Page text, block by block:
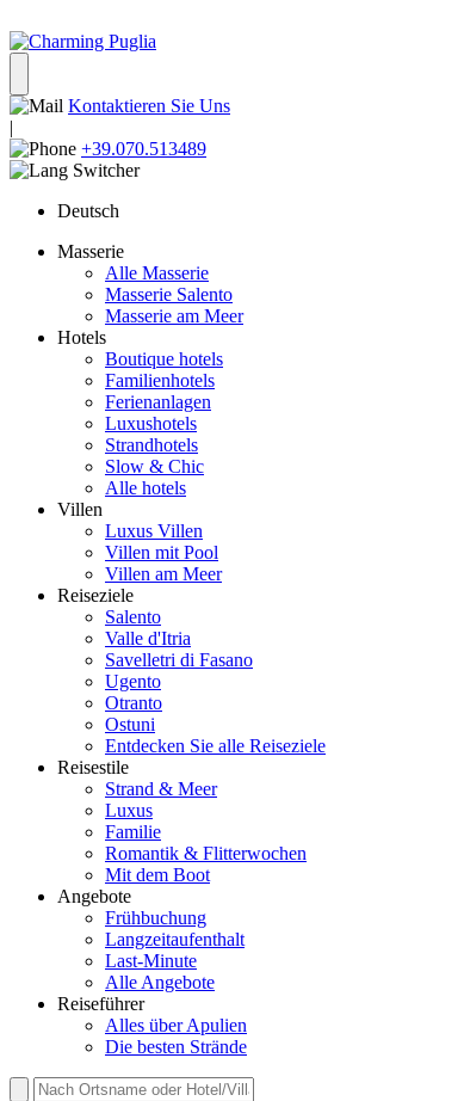
Kontaktieren Sie Uns
|
+39.070.513489
Deutsch
Masserie
Alle Masserie
Masserie Salento
Masserie am Meer
Hotels
Boutique hotels
Familienhotels
Ferienanlagen
Luxushotels
Strandhotels
Slow & Chic
Alle hotels
Villen
Luxus Villen
Villen mit Pool
Villen am Meer
Reiseziele
Salento
Valle d'Itria
Savelletri di Fasano
Ugento
Otranto
Ostuni
Entdecken Sie alle Reiseziele
Reisestile
Strand & Meer
Luxus
Familie
Romantik & Flitterwochen
Mit dem Boot
Angebote
Frühbuchung
Langzeitaufenthalt
Last-Minute
Alle Angebote
Reiseführer
Alles über Apulien
Die besten Strände